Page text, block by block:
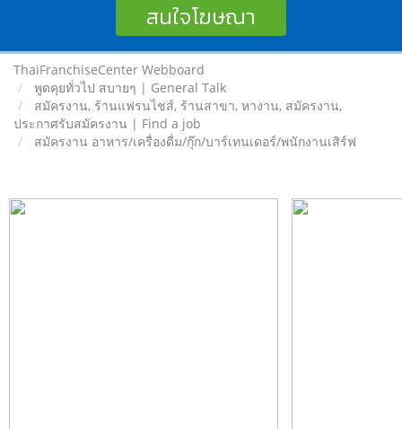
สนใจโฆษณา
ThaiFranchiseCenter Webboard
พูดคุยทั่วไป สบายๆ | General Talk
สมัครงาน, ร้านแฟรนไชส์, ร้านสาขา, หางาน, สมัครงาน,
ประกาศรับสมัครงาน | Find a job
สมัครงาน อาหาร/เครื่องดื่ม/กุ๊ก/บาร์เทนเดอร์/พนักงานเสิร์ฟ